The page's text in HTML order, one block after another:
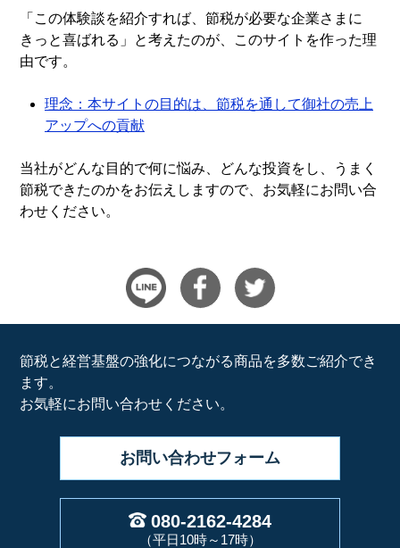
「この体験談を紹介すれば、節税が必要な企業さまに
きっと喜ばれる」と考えたのが、このサイトを作った理
由です。
理念：本サイトの目的は、節税を通して御社の売上
アップへの貢献
当社がどんな目的で何に悩み、どんな投資をし、うまく
節税できたのかをお伝えしますので、お気軽にお問い合
わせください。
節税と経営基盤の強化につながる商品を多数ご紹介でき
ます。
お気軽にお問い合わせください。
お問い合わせフォーム
080-2162-4284
（平日10時～17時）